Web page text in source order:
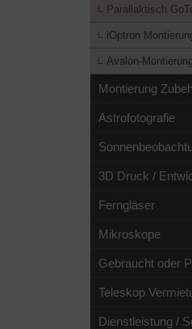
Parallaktisch
iOptron
Avalon-
Montierung
Astrofotografie
3D Druck /
Ferngläser
Mikroskope
Gebraucht oder
Teleskop
Dienstleistung /